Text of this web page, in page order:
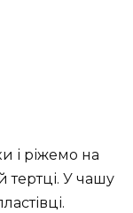
і ріжемо на
тертці. У чашу